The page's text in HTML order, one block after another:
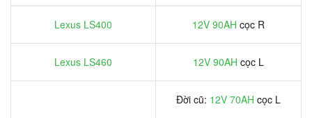
Lexus LS400 12V 90AH cọc R
Lexus LS460 12V 90AH cọc L
Đời cũ: 12V 70AH cọc L